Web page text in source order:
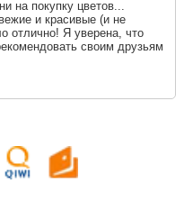
на покупку цветов...
и красивые (и не
отлично! Я уверена, что
своим друзьям